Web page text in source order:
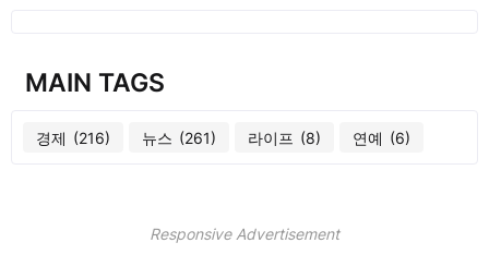
MAIN TAGS
경제 (216) 뉴스 (261) 라이프 (8) 연예 (6)
Responsive Advertisement